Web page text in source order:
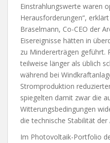
Einstrahlungswerte waren
Herausforderungen“,
Braselmann, Co-CEO der
Eisereignisse hätten in
zu Mindererträgen geführt.
teilweise länger als üblich
während bei
Stromproduktion
spiegelten damit zwar die
Witterungsbedingungen
die technische Stabilität der
Im Photovoltaik-Portfolio